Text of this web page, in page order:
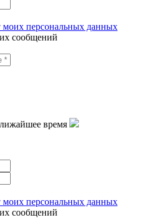
моих персональных данных
сообщений
время
моих персональных данных
сообщений